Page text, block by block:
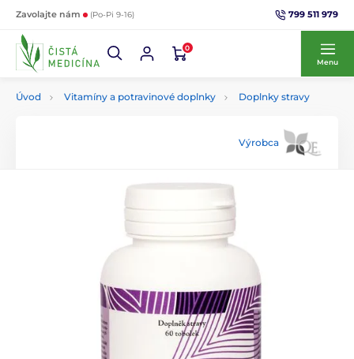
Zavolajte nám (Po-Pi 9-16) 799 511 979
0
Menu
Úvod Vitamíny a potravinové doplnky Doplnky stravy
Výrobca